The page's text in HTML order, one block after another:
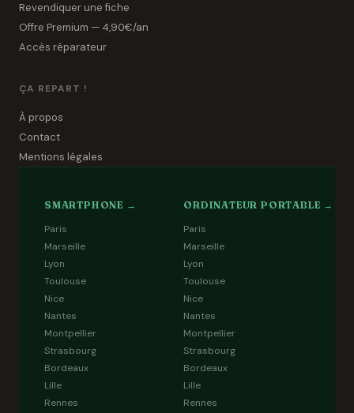
Revendiquer une fiche
Offre Premium — 4,90€/an
Accès réparateur
ÇA REPART !
À propos
Contact
Mentions légales
SMARTPHONE →
Paris
Marseille
Lyon
Toulouse
Nice
Nantes
Montpellier
Strasbourg
Bordeaux
Lille
Rennes
ORDINATEUR PORTABLE →
Paris
Marseille
Lyon
Toulouse
Nice
Nantes
Montpellier
Strasbourg
Bordeaux
Lille
Rennes